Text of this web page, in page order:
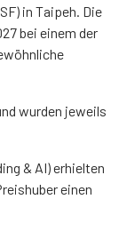
in Taipeh. Die
bei einem der
wurden jeweils
& AI) erhielten
einen